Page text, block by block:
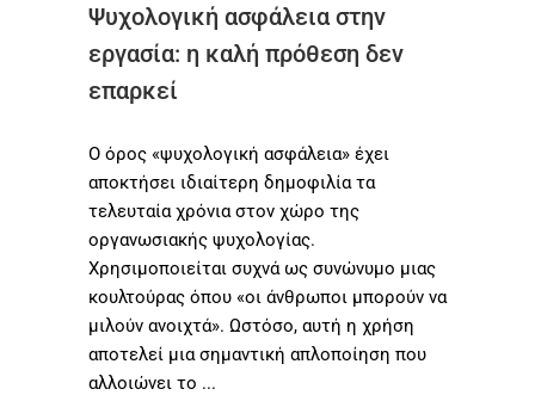
Ψυχολογική ασφάλεια στην
εργασία: η καλή πρόθεση δεν
επαρκεί
Ο όρος «ψυχολογική ασφάλεια» έχει
αποκτήσει ιδιαίτερη δημοφιλία τα
τελευταία χρόνια στον χώρο της
οργανωσιακής ψυχολογίας.
Χρησιμοποιείται συχνά ως συνώνυμο μιας
κουλτούρας όπου «οι άνθρωποι μπορούν να
μιλούν ανοιχτά». Ωστόσο, αυτή η χρήση
αποτελεί μια σημαντική απλοποίηση που
αλλοιώνει το